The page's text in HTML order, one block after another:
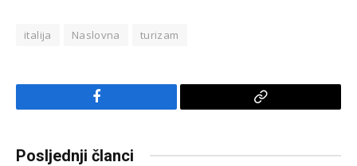
italija Naslovna turizam
Facebook
Copy
Posljednji članci